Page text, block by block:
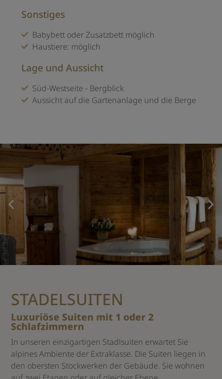
Sonstiges
Babybett oder Zusatzbett möglich
Haustiere: möglich
Lage und Aussicht
Süd-Westseite - Bergblick
Aussicht auf die Gartenanlage und die Berge
STADELSUITEN
Luxuriöse Suiten mit 1 oder 2
Schlafzimmern
In unseren einzigartigen Stadlsuiten erwartet Sie
alpines Ambiente der Extraklasse. Die Suiten liegen in
den obersten Stockwerken der Gebäude. Sie wohnen